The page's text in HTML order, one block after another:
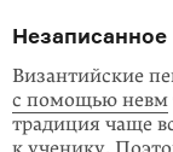
Незаписанное
Византийские
с помощью невм
традиция чаще